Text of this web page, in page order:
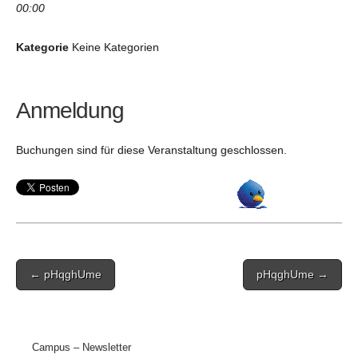
00:00
Kategorie Keine Kategorien
Anmeldung
Buchungen sind für diese Veranstaltung geschlossen.
Post
navigation
← pHqghUme pHqghUme →
Campus – Newsletter